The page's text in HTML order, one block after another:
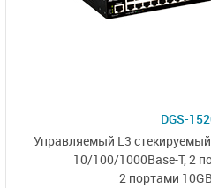
DGS-
Управляемый L3
10/100/1000Base-T,2
2 портами